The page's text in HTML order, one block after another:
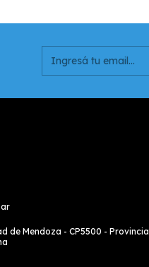
de Mendoza - CP5500 - Provincia